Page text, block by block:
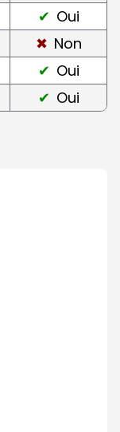
Oui
Non
Oui
Oui